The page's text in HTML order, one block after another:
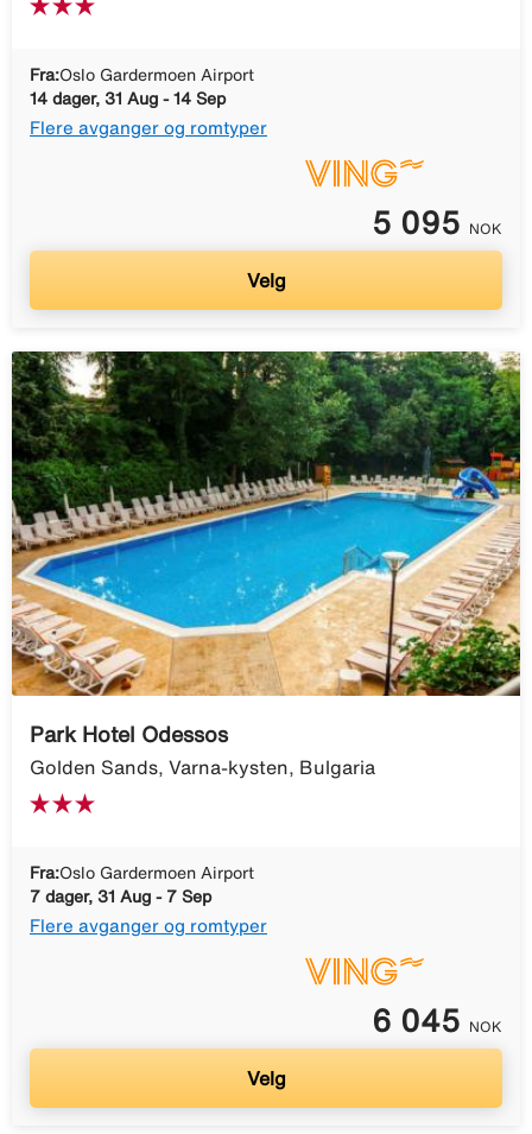
Fra:Oslo Gardermoen Airport
14 dager, 31 Aug - 14 Sep
Flere avganger og romtyper
5 095 NOK
Velg
Park Hotel Odessos
Golden Sands, Varna-kysten, Bulgaria
Fra:Oslo Gardermoen Airport
7 dager, 31 Aug - 7 Sep
Flere avganger og romtyper
6 045 NOK
Velg